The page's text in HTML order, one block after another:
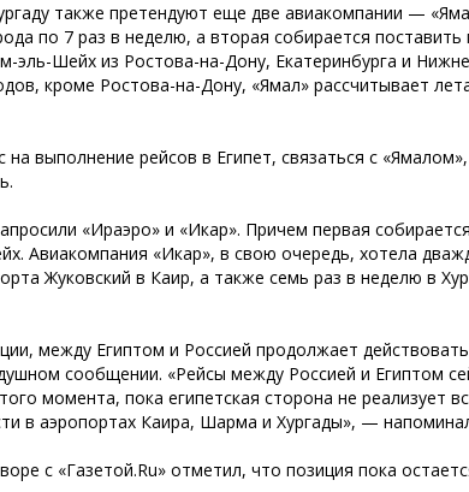
также претендуют еще две авиакомпании —
по 7 раз в неделю, а вторая собирается поставить
эль-Шейх из Ростова-на-Дону, Екатеринбурга и
кроме Ростова-на-Дону, «Ямал» рассчитывает
выполнение рейсов в Египет, связаться с
«Ираэро» и «Икар». Причем первая
Авиакомпания «Икар», в свою очередь, хотела
Жуковский в Каир, а также семь раз в неделю в
между Египтом и Россией продолжает действовать
сообщении. «Рейсы между Россией и Египтом
момента, пока египетская сторона не реализует
в аэропортах Каира, Шарма и Хургады», —
с «Газетой.Ru» отметил, что позиция пока